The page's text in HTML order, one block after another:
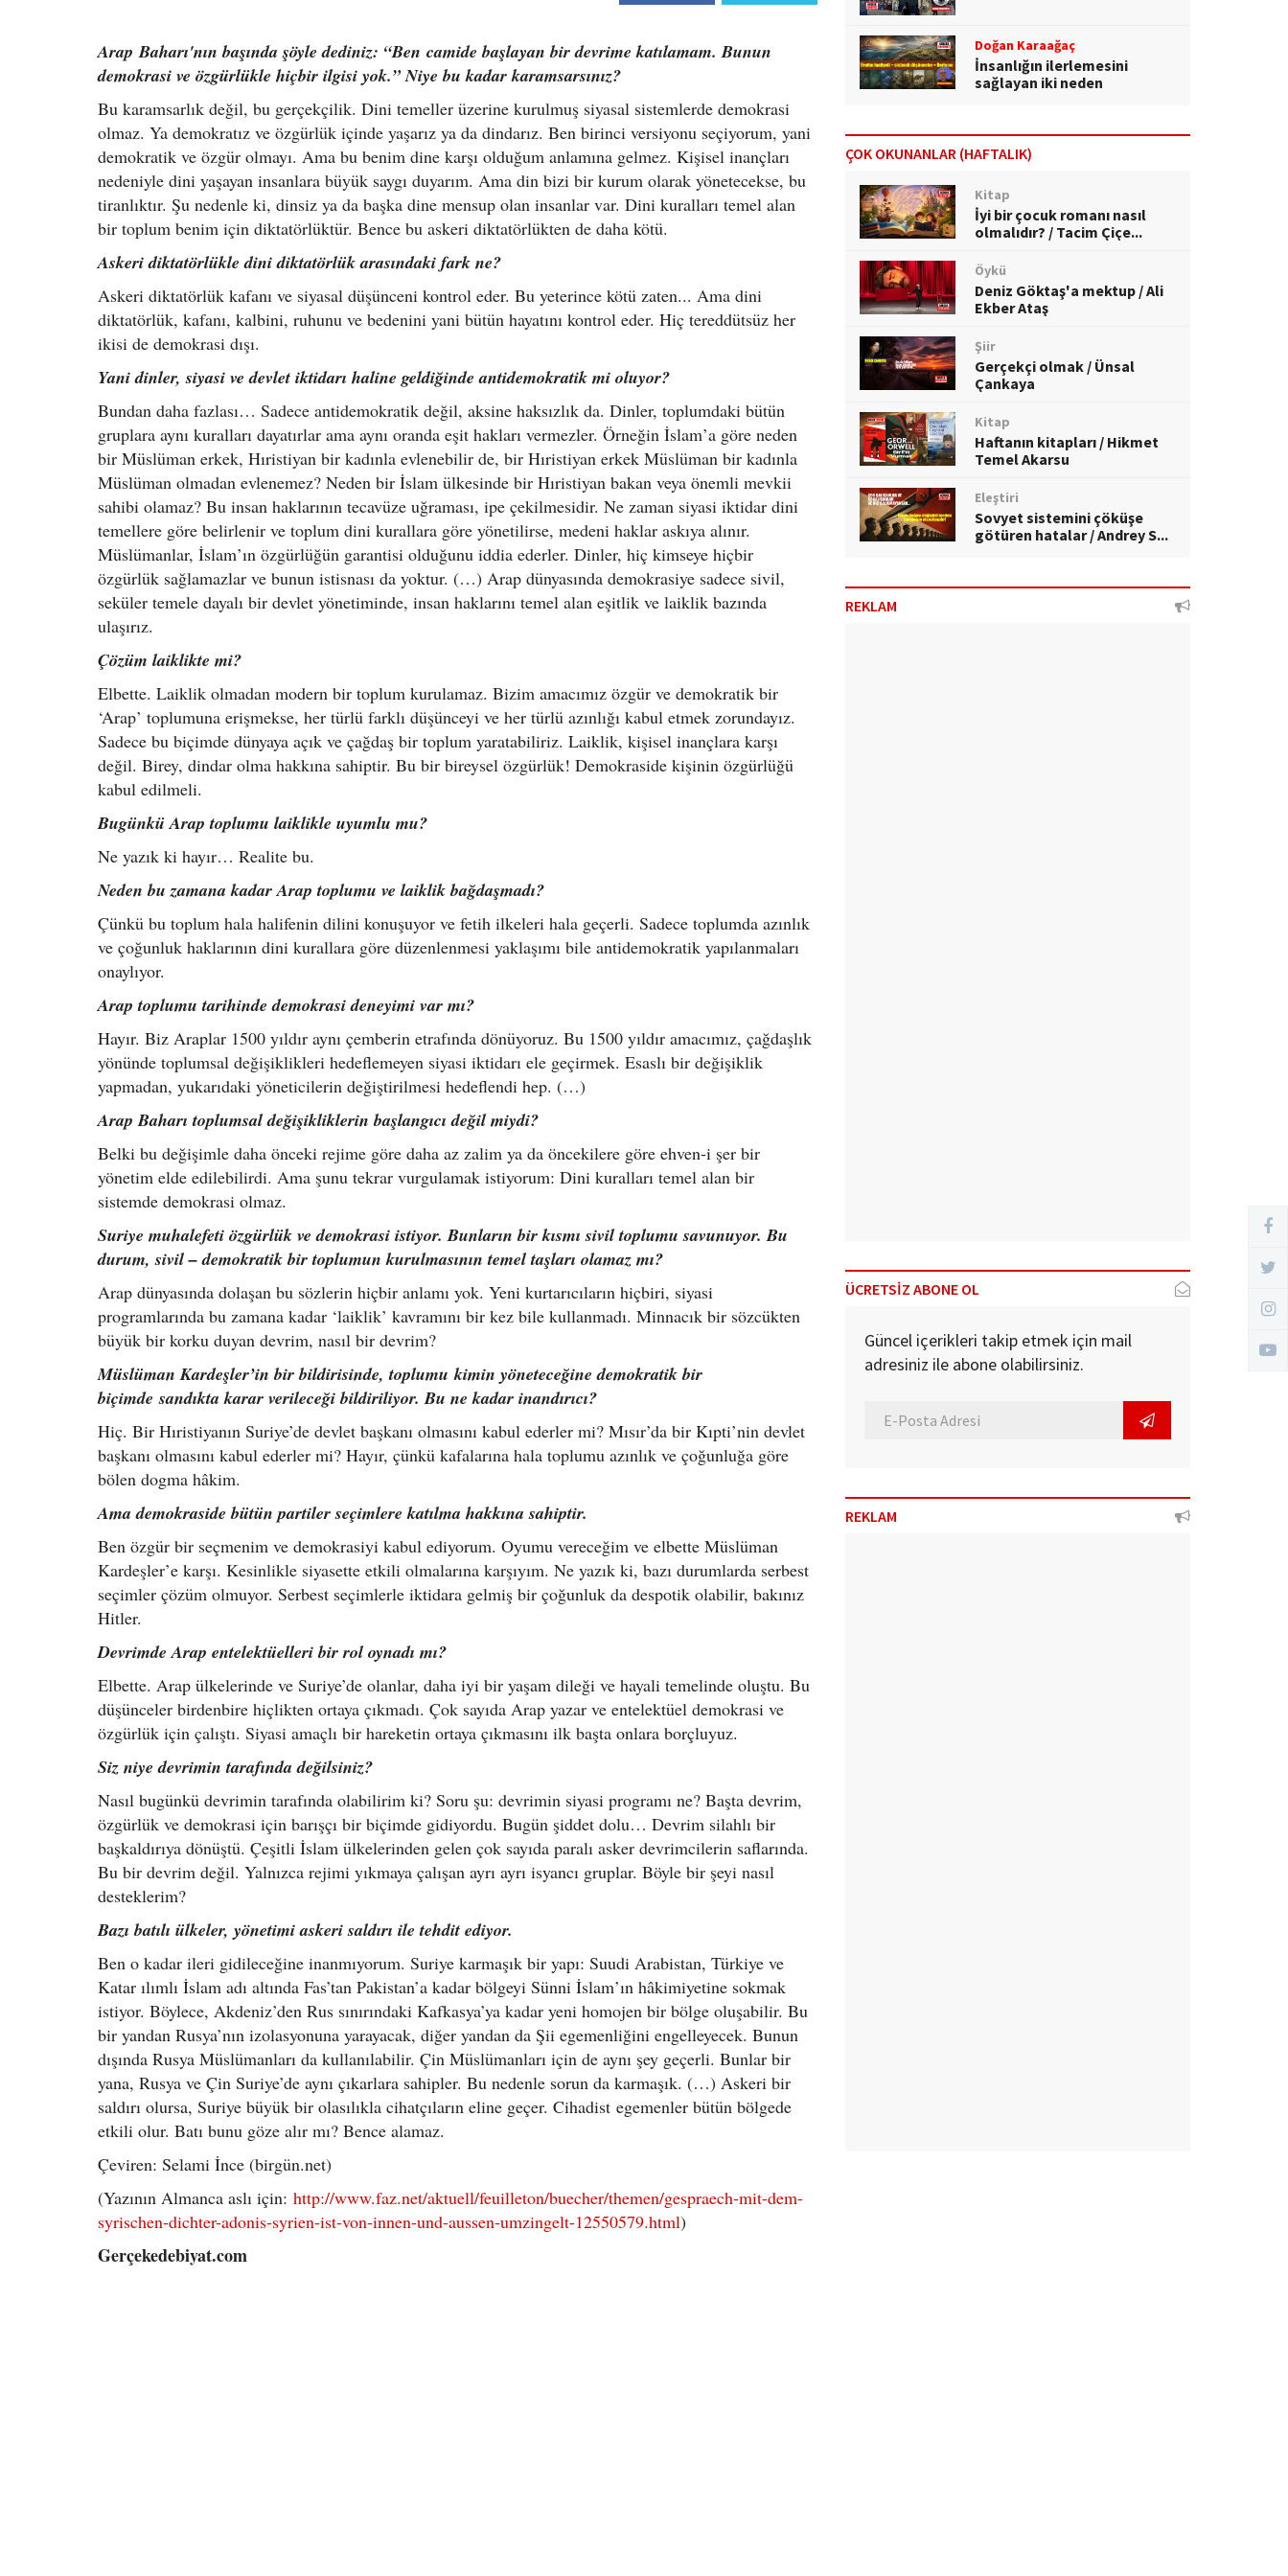
Arap Baharı'nın başında şöyle dediniz: “Ben camide başlayan bir devrime katılamam. Bunun
demokrasi ve özgürlükle hiçbir ilgisi yok.” Niye bu kadar karamsarsınız?
Bu karamsarlık değil, bu gerçekçilik. Dini temeller üzerine kurulmuş siyasal sistemlerde demokrasi
olmaz. Ya demokratız ve özgürlük içinde yaşarız ya da dindarız. Ben birinci versiyonu seçiyorum, yani
demokratik ve özgür olmayı. Ama bu benim dine karşı olduğum anlamına gelmez. Kişisel inançları
nedeniyle dini yaşayan insanlara büyük saygı duyarım. Ama din bizi bir kurum olarak yönetecekse, bu
tiranlıktır. Şu nedenle ki, dinsiz ya da başka dine mensup olan insanlar var. Dini kuralları temel alan
bir toplum benim için diktatörlüktür. Bence bu askeri diktatörlükten de daha kötü.
Askeri diktatörlükle dini diktatörlük arasındaki fark ne?
Askeri diktatörlük kafanı ve siyasal düşünceni kontrol eder. Bu yeterince kötü zaten... Ama dini
diktatörlük, kafanı, kalbini, ruhunu ve bedenini yani bütün hayatını kontrol eder. Hiç tereddütsüz her
ikisi de demokrasi dışı.
Yani dinler, siyasi ve devlet iktidarı haline geldiğinde antidemokratik mi oluyor?
Bundan daha fazlası… Sadece antidemokratik değil, aksine haksızlık da. Dinler, toplumdaki bütün
gruplara aynı kuralları dayatırlar ama aynı oranda eşit hakları vermezler. Örneğin İslam’a göre neden
bir Müslüman erkek, Hıristiyan bir kadınla evlenebilir de, bir Hıristiyan erkek Müslüman bir kadınla
Müslüman olmadan evlenemez? Neden bir İslam ülkesinde bir Hıristiyan bakan veya önemli mevkii
sahibi olamaz? Bu insan haklarının tecavüze uğraması, ipe çekilmesidir. Ne zaman siyasi iktidar dini
temellere göre belirlenir ve toplum dini kurallara göre yönetilirse, medeni haklar askıya alınır.
Müslümanlar, İslam’ın özgürlüğün garantisi olduğunu iddia ederler. Dinler, hiç kimseye hiçbir
özgürlük sağlamazlar ve bunun istisnası da yoktur. (…) Arap dünyasında demokrasiye sadece sivil,
seküler temele dayalı bir devlet yönetiminde, insan haklarını temel alan eşitlik ve laiklik bazında
ulaşırız.
Çözüm laiklikte mi?
Elbette. Laiklik olmadan modern bir toplum kurulamaz. Bizim amacımız özgür ve demokratik bir
‘Arap’ toplumuna erişmekse, her türlü farklı düşünceyi ve her türlü azınlığı kabul etmek zorundayız.
Sadece bu biçimde dünyaya açık ve çağdaş bir toplum yaratabiliriz. Laiklik, kişisel inançlara karşı
değil. Birey, dindar olma hakkına sahiptir. Bu bir bireysel özgürlük! Demokraside kişinin özgürlüğü
kabul edilmeli.
Bugünkü Arap toplumu laiklikle uyumlu mu?
Ne yazık ki hayır… Realite bu.
Neden bu zamana kadar Arap toplumu ve laiklik bağdaşmadı?
Çünkü bu toplum hala halifenin dilini konuşuyor ve fetih ilkeleri hala geçerli. Sadece toplumda azınlık
ve çoğunluk haklarının dini kurallara göre düzenlenmesi yaklaşımı bile antidemokratik yapılanmaları
onaylıyor.
Arap toplumu tarihinde demokrasi deneyimi var mı?
Hayır. Biz Araplar 1500 yıldır aynı çemberin etrafında dönüyoruz. Bu 1500 yıldır amacımız, çağdaşlık
yönünde toplumsal değişiklikleri hedeflemeyen siyasi iktidarı ele geçirmek. Esaslı bir değişiklik
yapmadan, yukarıdaki yöneticilerin değiştirilmesi hedeflendi hep. (…)
Arap Baharı toplumsal değişikliklerin başlangıcı değil miydi?
Belki bu değişimle daha önceki rejime göre daha az zalim ya da öncekilere göre ehven-i şer bir
yönetim elde edilebilirdi. Ama şunu tekrar vurgulamak istiyorum: Dini kuralları temel alan bir
sistemde demokrasi olmaz.
Suriye muhalefeti özgürlük ve demokrasi istiyor. Bunların bir kısmı sivil toplumu savunuyor. Bu
durum, sivil – demokratik bir toplumun kurulmasının temel taşları olamaz mı?
Arap dünyasında dolaşan bu sözlerin hiçbir anlamı yok. Yeni kurtarıcıların hiçbiri, siyasi
programlarında bu zamana kadar ‘laiklik’ kavramını bir kez bile kullanmadı. Minnacık bir sözcükten
büyük bir korku duyan devrim, nasıl bir devrim?
Müslüman Kardeşler’in bir bildirisinde, toplumu kimin yöneteceğine demokratik bir
biçimde sandıkta karar verileceği bildiriliyor. Bu ne kadar inandırıcı?
Hiç. Bir Hıristiyanın Suriye’de devlet başkanı olmasını kabul ederler mi? Mısır’da bir Kıpti’nin devlet
başkanı olmasını kabul ederler mi? Hayır, çünkü kafalarına hala toplumu azınlık ve çoğunluğa göre
bölen dogma hâkim.
Ama demokraside bütün partiler seçimlere katılma hakkına sahiptir.
Ben özgür bir seçmenim ve demokrasiyi kabul ediyorum. Oyumu vereceğim ve elbette Müslüman
Kardeşler’e karşı. Kesinlikle siyasette etkili olmalarına karşıyım. Ne yazık ki, bazı durumlarda serbest
seçimler çözüm olmuyor. Serbest seçimlerle iktidara gelmiş bir çoğunluk da despotik olabilir, bakınız
Hitler.
Devrimde Arap entelektüelleri bir rol oynadı mı?
Elbette. Arap ülkelerinde ve Suriye’de olanlar, daha iyi bir yaşam dileği ve hayali temelinde oluştu. Bu
düşünceler birdenbire hiçlikten ortaya çıkmadı. Çok sayıda Arap yazar ve entelektüel demokrasi ve
özgürlük için çalıştı. Siyasi amaçlı bir hareketin ortaya çıkmasını ilk başta onlara borçluyuz.
Siz niye devrimin tarafında değilsiniz?
Nasıl bugünkü devrimin tarafında olabilirim ki? Soru şu: devrimin siyasi programı ne? Başta devrim,
özgürlük ve demokrasi için barışçı bir biçimde gidiyordu. Bugün şiddet dolu… Devrim silahlı bir
başkaldırıya dönüştü. Çeşitli İslam ülkelerinden gelen çok sayıda paralı asker devrimcilerin saflarında.
Bu bir devrim değil. Yalnızca rejimi yıkmaya çalışan ayrı ayrı isyancı gruplar. Böyle bir şeyi nasıl
desteklerim?
Bazı batılı ülkeler, yönetimi askeri saldırı ile tehdit ediyor.
Ben o kadar ileri gidileceğine inanmıyorum. Suriye karmaşık bir yapı: Suudi Arabistan, Türkiye ve
Katar ılımlı İslam adı altında Fas’tan Pakistan’a kadar bölgeyi Sünni İslam’ın hâkimiyetine sokmak
istiyor. Böylece, Akdeniz’den Rus sınırındaki Kafkasya’ya kadar yeni homojen bir bölge oluşabilir. Bu
bir yandan Rusya’nın izolasyonuna yarayacak, diğer yandan da Şii egemenliğini engelleyecek. Bunun
dışında Rusya Müslümanları da kullanılabilir. Çin Müslümanları için de aynı şey geçerli. Bunlar bir
yana, Rusya ve Çin Suriye’de aynı çıkarlara sahipler. Bu nedenle sorun da karmaşık. (…) Askeri bir
saldırı olursa, Suriye büyük bir olasılıkla cihatçıların eline geçer. Cihadist egemenler bütün bölgede
etkili olur. Batı bunu göze alır mı? Bence alamaz.
Çeviren: Selami İnce (birgün.net)
(Yazının Almanca aslı için: http://www.faz.net/aktuell/feuilleton/buecher/themen/gespraech-mit-dem-
syrischen-dichter-adonis-syrien-ist-von-innen-und-aussen-umzingelt-12550579.html)
Gerçekedebiyat.com
Doğan Karaağaç
İnsanlığın ilerlemesini
sağlayan iki neden
ÇOK OKUNANLAR (HAFTALIK)
Kitap
İyi bir çocuk romanı nasıl
olmalıdır? / Tacim Çiçe...
Öykü
Deniz Göktaş'a mektup / Ali
Ekber Ataş
Şiir
Gerçekçi olmak / Ünsal
Çankaya
Kitap
Haftanın kitapları / Hikmet
Temel Akarsu
Eleştiri
Sovyet sistemini çöküşe
götüren hatalar / Andrey S...
REKLAM
ÜCRETSİZ ABONE OL
Güncel içerikleri takip etmek için mail
adresiniz ile abone olabilirsiniz.
REKLAM